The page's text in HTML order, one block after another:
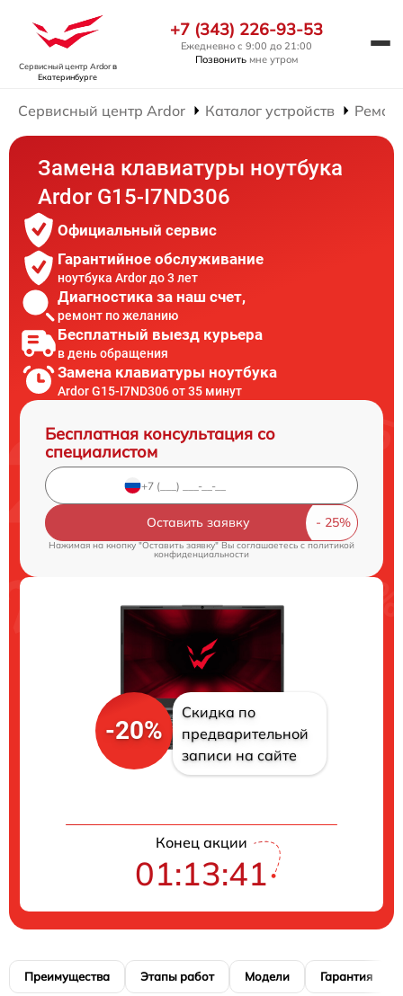
Сервисный центр Ardorв
Екатеринбурге
+7 (343) 226-93-53
Ежедневно с 9:00 до 21:00
Позвонить мне утром
Сервисный центр Ardor Каталог устройств
Замена клавиатуры ноутбука
Ardor G15-I7ND306
Официальный сервис
Гарантийное обслуживание
ноутбука Ardor до 3 лет
Диагностика за наш счет,
ремонт по желанию
Бесплатный выезд курьера
в день обращения
Замена клавиатуры ноутбука
Ardor G15-I7ND306 от 35 минут
Бесплатная консультация со
специалистом
Оставить заявку
Нажимая на кнопку "Оставить заявку" Вы соглашаетесь cполитикой
конфиденциальности
-20%
Скидка по
предварительной
записи на сайте
Конец акции
01:13:41
Преимущества Этапы работ Модели Гарантия